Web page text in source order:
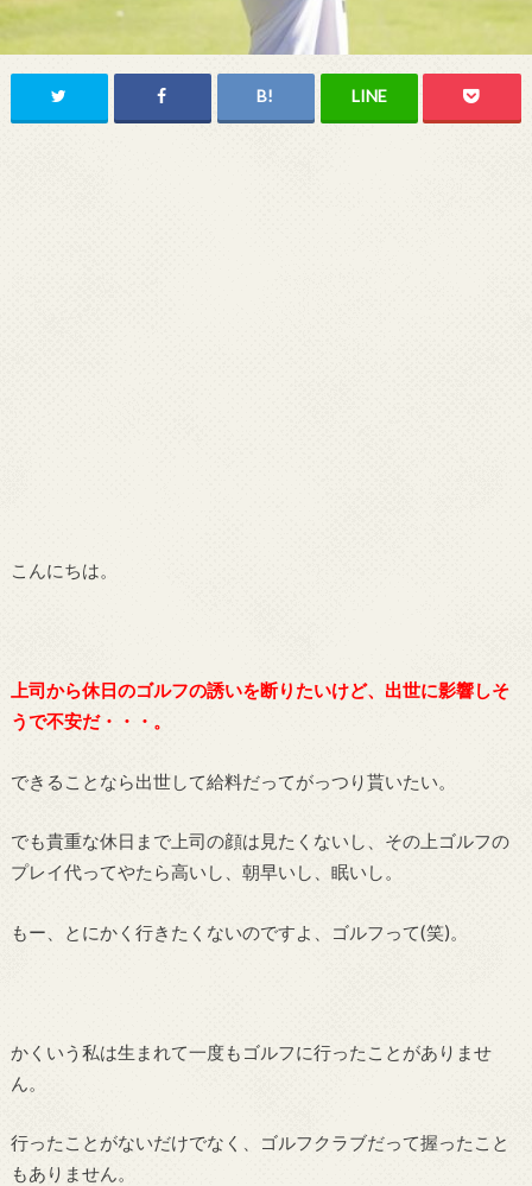
こんにちは。
上司から休日のゴルフの誘いを断りたいけど、出世に影響しそ
うで不安だ・・・。
できることなら出世して給料だってがっつり貰いたい。
でも貴重な休日まで上司の顔は見たくないし、その上ゴルフの
プレイ代ってやたら高いし、朝早いし、眠いし。
もー、とにかく行きたくないのですよ、ゴルフって(笑)。
かくいう私は生まれて一度もゴルフに行ったことがありませ
ん。
行ったことがないだけでなく、ゴルフクラブだって握ったこと
もありません。